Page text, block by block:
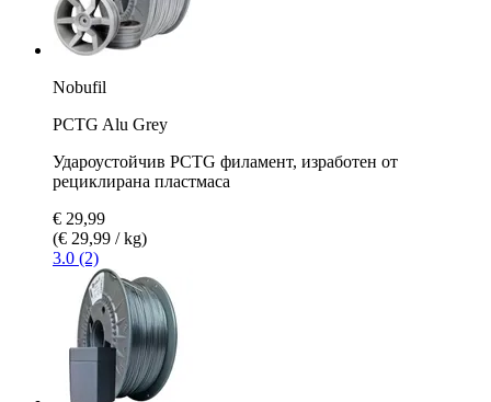
Nobufil
PCTG Alu Grey
Удароустойчив PCTG филамент, изработен от
рециклирана пластмаса
€ 29,99
(€ 29,99 / kg)
3.0 (2)